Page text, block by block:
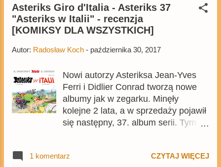
wieku.
Asteriks Giro d'Italia - Asteriks 37
"Asteriks w Italii" - recenzja
[KOMIKSY DLA WSZYSTKICH]
Autor: Radosław Koch - października 30, 2017
Nowi autorzy Asteriksa Jean-Yves
Ferri i Didlier Conrad tworzą nowe
albumy jak w zegarku. Minęły
kolejne 2 lata, a w sprzedaży pojawił
się następny, 37. album serii. Tym
Czy jest to dobry komiks?
1 komentarz CZYTAJ WIĘCEJ